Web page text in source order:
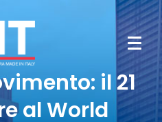
il 21
al World